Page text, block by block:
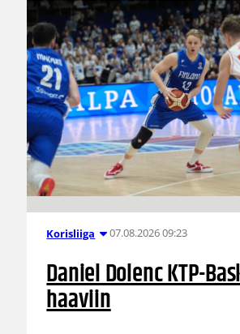
Korisliiga 07.08.2026 09:23
Daniel Dolenc KTP-
haaviin